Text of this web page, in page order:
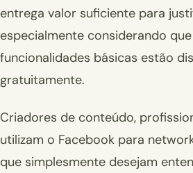
entrega valor suficiente para
especialmente considerando que
funcionalidades básicas estão
gratuitamente.
Criadores de conteúdo,
utilizam o Facebook para
que simplesmente desejam